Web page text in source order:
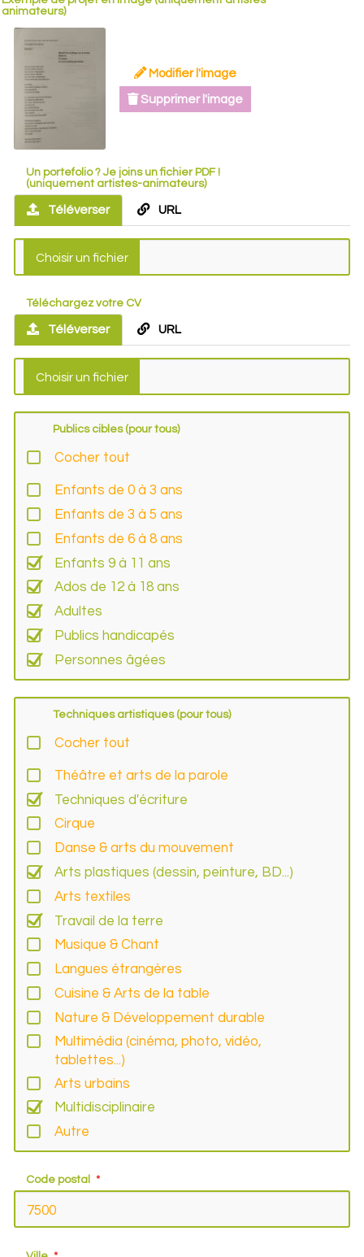
animateurs)
Modifier l'image
Supprimer l'image
Un portefolio ? Je joins un fichier PDF !
(uniquement artistes-animateurs)
Téléverser URL
Téléchargez votre CV
Téléverser URL
Publics cibles (pour tous)
Cocher tout
Enfants de 0 à 3 ans
Enfants de 3 à 5 ans
Enfants de 6 à 8 ans
Enfants 9 à 11 ans
Ados de 12 à 18 ans
Adultes
Publics handicapés
Personnes âgées
Techniques artistiques (pour tous)
Cocher tout
Théâtre et arts de la parole
Techniques d'écriture
Cirque
Danse & arts du mouvement
Arts plastiques (dessin, peinture, BD...)
Arts textiles
Travail de la terre
Musique & Chant
Langues étrangères
Cuisine & Arts de la table
Nature & Développement durable
Multimédia (cinéma, photo, vidéo,
tablettes...)
Arts urbains
Multidisciplinaire
Autre
Code postal